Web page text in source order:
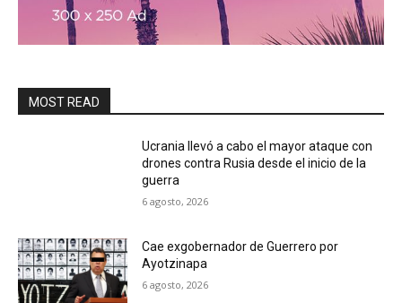
MOST READ
Ucrania llevó a cabo el mayor ataque con
drones contra Rusia desde el inicio de la
guerra
6 agosto, 2026
Cae exgobernador de Guerrero por
Ayotzinapa
6 agosto, 2026